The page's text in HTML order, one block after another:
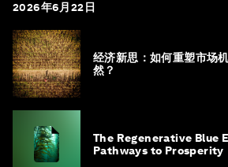
2026年6月22日
经济新思：如何重塑市场
然？
The Regenerative Blue
Pathways to Prosperity